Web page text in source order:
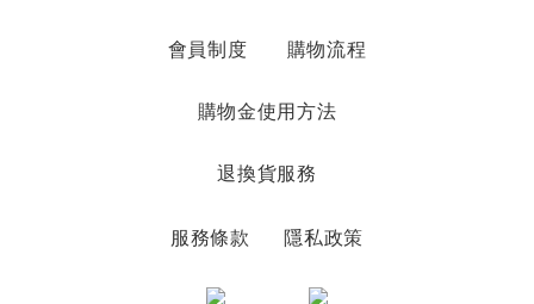
會員制度 購物流程
購物金使用方法
退換貨服務
服務條款 隱私政策